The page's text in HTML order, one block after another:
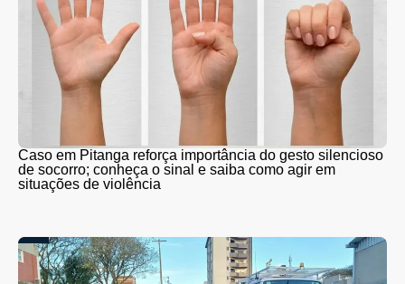
Caso em Pitanga reforça importância do gesto silencioso
de socorro; conheça o sinal e saiba como agir em
situações de violência